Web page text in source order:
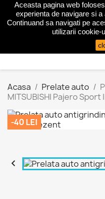

Acasa Prelate auto
MITSUBISHI Pajero
-40 LEI

Aceasta pagina web
experienta de navigare si
Continuand sa navigati pe
utilizarii cookie-